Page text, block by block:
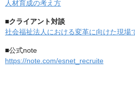
人材育成の考え方
■クライアント対談
社会福祉法人における変革に向けた現場
■公式note
https://note.com/esnet_recruite